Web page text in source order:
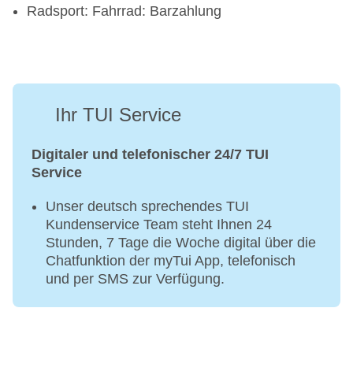
Radsport: Fahrrad: Barzahlung
Ihr TUI Service
Digitaler und telefonischer 24/7 TUI
Service
Unser deutsch sprechendes TUI
Kundenservice Team steht Ihnen 24
Stunden, 7 Tage die Woche digital über die
Chatfunktion der myTui App, telefonisch
und per SMS zur Verfügung.